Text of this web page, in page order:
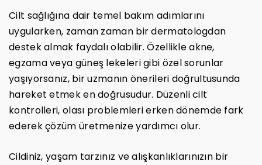
Cilt sağlığına dair temel bakım adımlarını
uygularken, zaman zaman bir dermatologdan
destek almak faydalı olabilir. Özellikle akne,
egzama veya güneş lekeleri gibi özel sorunlar
yaşıyorsanız, bir uzmanın önerileri doğrultusunda
hareket etmek en doğrusudur. Düzenli cilt
kontrolleri, olası problemleri erken dönemde fark
ederek çözüm üretmenize yardımcı olur.
Cildiniz, yaşam tarzınız ve alışkanlıklarınızın bir